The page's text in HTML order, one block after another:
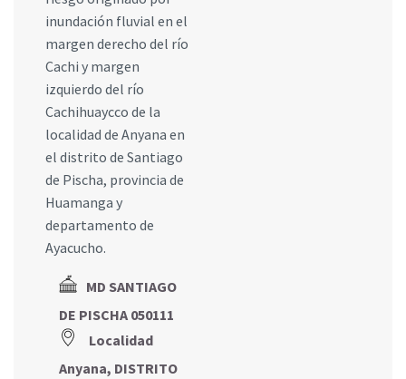
inundación fluvial en el
margen derecho del río
Cachi y margen
izquierdo del río
Cachihuaycco de la
localidad de Anyana en
el distrito de Santiago
de Pischa, provincia de
Huamanga y
departamento de
Ayacucho.
MD SANTIAGO
DE PISCHA 050111
Localidad
Anyana, DISTRITO